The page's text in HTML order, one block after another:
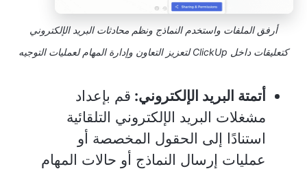
أرفق الملفات واستخدم النماذج ونظم محادثات البريد الإلكتروني
كتعليقات داخل ClickUp لتعزيز التعاون وإدارة المهام لعمليات التوجيه
أتمتة البريد الإلكتروني: قم بإعداد
مشغلات البريد الإلكتروني التلقائية
استنادًا إلى الحقول المخصصة أو
عمليات إرسال النماذج أو حالات المهام